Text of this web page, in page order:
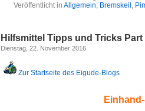
Veröffentlicht in Allgemein, Bremskeil,
Hilfsmittel Tipps und Tricks Part
Dienstag, 22. November 2016
Zur Startseite des Eigude-Blogs